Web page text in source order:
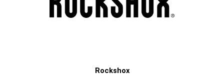
Rockshox